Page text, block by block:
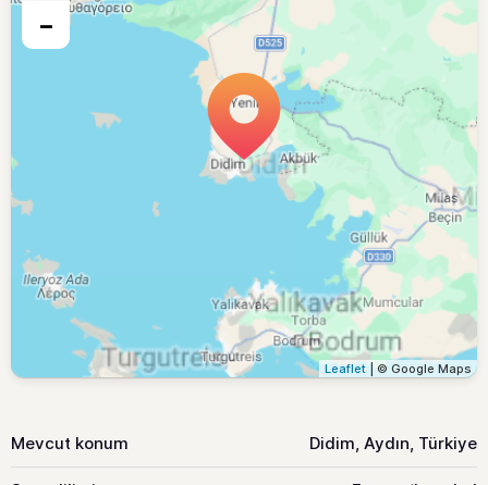
−
Leaflet | © Google Maps
Mevcut konum Didim, Aydın, Türkiye